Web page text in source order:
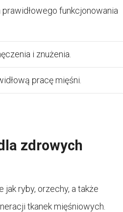
funkcjonowania
i znużenia.
pracę mięśni.
zdrowych
jak ryby, orzechy, a także
tkanek mięśniowych.